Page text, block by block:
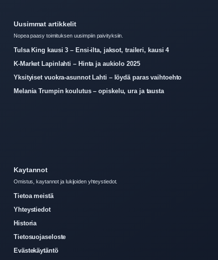
Uusimmat artikkelit
Nopea paasy toimituksen uusimpiin paivityksiin.
Tulsa King kausi 3 – Ensi-ilta, jaksot, traileri, kausi 4
K-Market Lapinlahti – Hinta ja aukiolo 2025
Yksityiset vuokra-asunnot Lahti – löydä paras vaihtoehto
Melania Trumpin koulutus – opiskelu, ura ja tausta
Kaytannot
Omistus, kaytannot ja lukijoiden yhteystiedot.
Tietoa meistä
Yhteystiedot
Historia
Tietosuojaseloste
Evästekäytäntö